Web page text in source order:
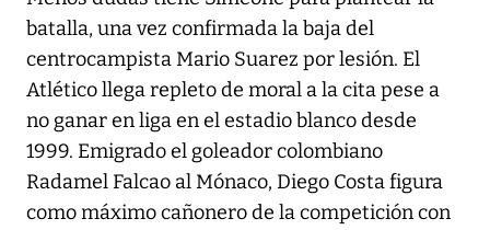
batalla, una vez confirmada la baja del
centrocampista Mario Suarez por lesión. El
Atlético llega repleto de moral a la cita pese a
no ganar en liga en el estadio blanco desde
1999. Emigrado el goleador colombiano
Radamel Falcao al Mónaco, Diego Costa figura
como máximo cañonero de la competición con